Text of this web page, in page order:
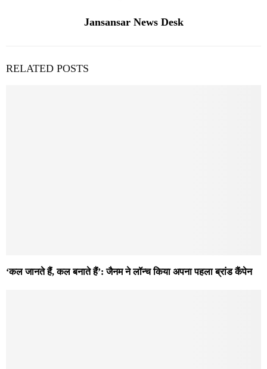
Jansansar News Desk
RELATED POSTS
‘कल जानते हैं, कल बनाते हैं’: जैनम ने लॉन्च किया अपना पहला ब्रांड कैंपेन